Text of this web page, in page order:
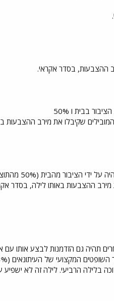
מחצית השניה של האמנים
תהיה גם הזדמנות לבצע אותו עם
ביותר יוכרז כזוכה בלילה הרביעי. לילה זה